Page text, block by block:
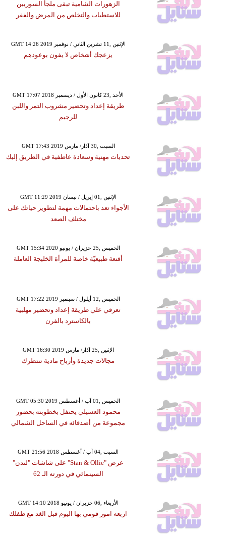
الزهورات الشامية تبقى ملجأ السوريين
للاستطباب والتخلص من المرض والفقر
GMT 14:26 2019 الإثنين ,11 تشرين الثاني / نوفمبر
يزعجك أشخاص لا يفون بوعودهم
GMT 17:07 2018 الأحد ,23 كانون الأول / ديسمبر
طريقة إعداد وتحضير مشروب التمر واللبن
للرجيم
GMT 17:43 2019 السبت ,30 آذار/ مارس
تحديات مهنية وسعادة عاطفية في الطريق إليك
GMT 11:29 2019 الإثنين ,01 إبريل / نيسان
الأجواء تعد باحتمالات مهمة لتطوير حياتك على
مختلف الصعد
GMT 15:34 2020 الخميس ,25 حزيران / يونيو
أقنعة طبيعيّة خاصة للمرأة الخليجة العاملة
GMT 17:22 2019 الخميس ,12 أيلول / سبتمبر
تعرفي علي طريقة إعداد وتحضير مهلبية
بالكاسترد بالفرن
GMT 16:30 2019 الإثنين ,25 آذار/ مارس
مجالات جديدة وأرباح مادية تنتظرك
GMT 05:30 2019 الخميس ,01 آب / أغسطس
محمود العسيلي يحتفل بخطوبته بحضور
مجموعة من أصدقائه في الساحل الشمالي
GMT 21:56 2018 السبت ,04 آب / أغسطس
عرض "Stan & Ollie" على شاشات "لندن"
السينمائي في دورته الـ 62
GMT 14:10 2018 الأربعاء ,06 حزيران / يونيو
اربعه امور قومي بها اليوم قبل الغد مع طفلك